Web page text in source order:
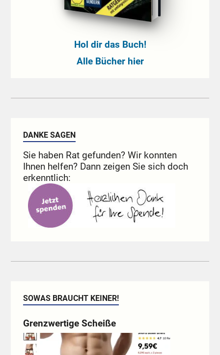
Hol dir das Buch!
Alle Bücher hier
DANKE SAGEN
Sie haben Rat gefunden? Wir konnten
Ihnen helfen? Dann zeigen Sie sich doch
erkenntlich:
SOWAS BRAUCHT KEINER!
Grenzwertige Scheiße